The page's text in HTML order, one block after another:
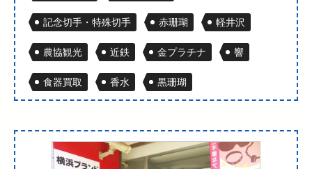
記念切手・特殊切手 赤珊瑚 軽井沢
農協観光 近鉄 金プラチナ 響
食器買取 香水 黒珊瑚